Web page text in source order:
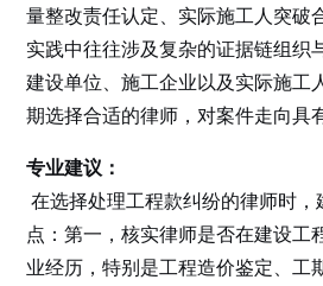
量整改责任认定、实际施工人突破
实践中往往涉及复杂的证据链组织
建设单位、施工企业以及实际施工
期选择合适的律师，对案件走向具
专业建议：
在选择处理工程款纠纷的律师时
点：第一，核实律师是否在建设工
业经历，特别是工程造价鉴定、工